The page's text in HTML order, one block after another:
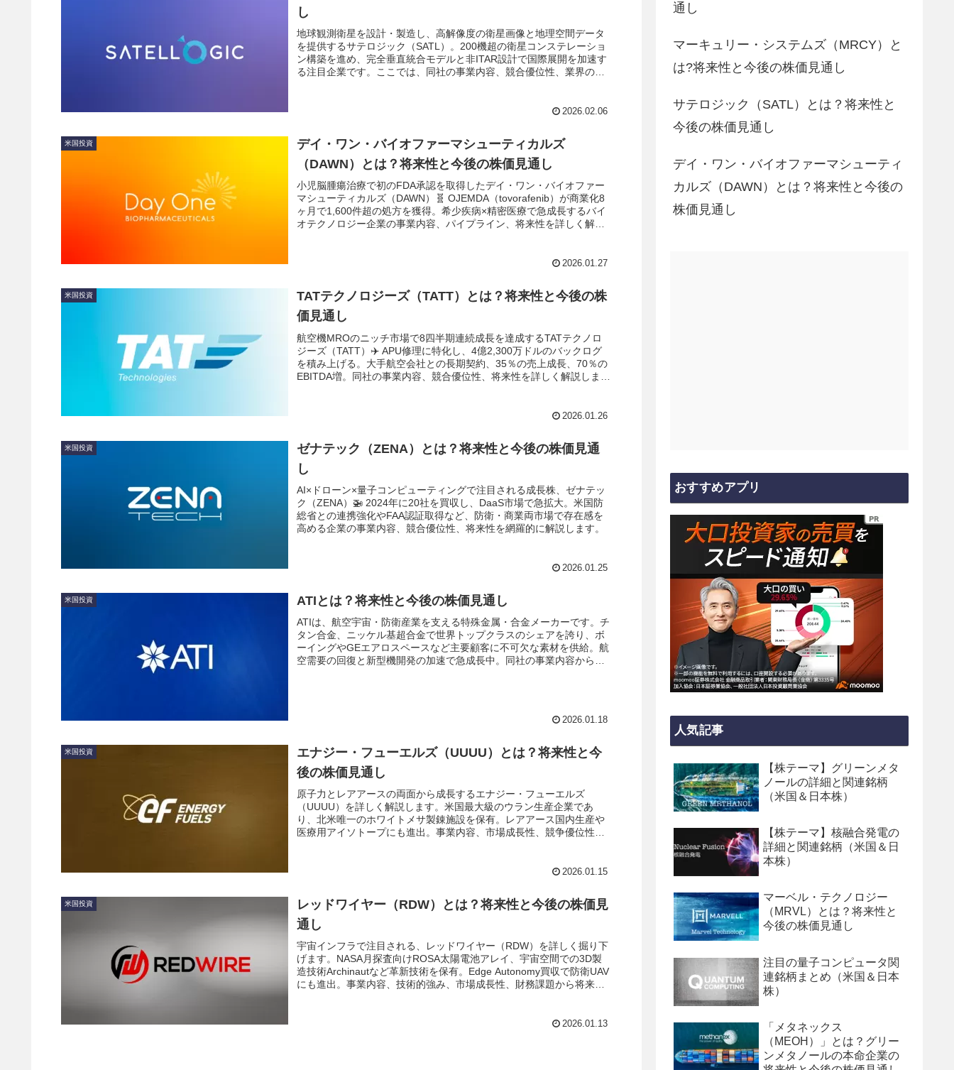
し
地球観測衛星を設計・製造し、高解像度の衛星画像と地理空間データ
を提供するサテロジック（SATL）。200機超の衛星コンステレーショ
ン構築を進め、完全垂直統合モデルと非ITAR設計で国際展開を加速す
る注目企業です。ここでは、同社の事業内容、競合優位性、業界の成
2026.02.06
米国投資
デイ・ワン・バイオファーマシューティカルズ
（DAWN）とは？将来性と今後の株価見通し
小児脳腫瘍治療で初のFDA承認を取得したデイ・ワン・バイオファー
マシューティカルズ（DAWN）🧬 OJEMDA（tovorafenib）が商業化8
ヶ月で1,600件超の処方を獲得。希少疾病×精密医療で急成長するバイ
オテクノロジー企業の事業内容、パイプライン、将来性を詳しく解説
2026.01.27
米国投資
TATテクノロジーズ（TATT）とは？将来性と今後の株
価見通し
航空機MROのニッチ市場で8四半期連続成長を達成するTATテクノロ
ジーズ（TATT）✈️ APU修理に特化し、4億2,300万ドルのバックログ
を積み上げる。大手航空会社との長期契約、35％の売上成長、70％の
EBITDA増。同社の事業内容、競合優位性、将来性を詳しく解説しま
2026.01.26
米国投資
ゼナテック（ZENA）とは？将来性と今後の株価見通
し
AI×ドローン×量子コンピューティングで注目される成長株、ゼナテッ
ク（ZENA）🚁 2024年に20社を買収し、DaaS市場で急拡大。米国防
総省との連携強化やFAA認証取得など、防衛・商業両市場で存在感を
高める企業の事業内容、競合優位性、将来性を網羅的に解説します。
2026.01.25
米国投資 ATIとは？将来性と今後の株価見通し
ATIは、航空宇宙・防衛産業を支える特殊金属・合金メーカーです。チ
タン合金、ニッケル基超合金で世界トップクラスのシェアを誇り、ボ
ーイングやGEエアロスペースなど主要顧客に不可欠な素材を供給。航
空需要の回復と新型機開発の加速で急成長中。同社の事業内容から競
2026.01.18
米国投資
エナジー・フューエルズ（UUUU）とは？将来性と今
後の株価見通し
原子力とレアアースの両面から成長するエナジー・フューエルズ
（UUUU）を詳しく解説します。米国最大級のウラン生産企業であ
り、北米唯一のホワイトメサ製錬施設を保有。レアアース国内生産や
医療用アイソトープにも進出。事業内容、市場成長性、競争優位性、
2026.01.15
米国投資
レッドワイヤー（RDW）とは？将来性と今後の株価見
通し
宇宙インフラで注目される、レッドワイヤー（RDW）を詳しく掘り下
げます。NASA月探査向けROSA太陽電池アレイ、宇宙空間での3D製
造技術Archinautなど革新技術を保有。Edge Autonomy買収で防衛UAV
にも進出。事業内容、技術的強み、市場成長性、財務課題から将来性
2026.01.13
通し
マーキュリー・システムズ（MRCY）と
は?将来性と今後の株価見通し
サテロジック（SATL）とは？将来性と
今後の株価見通し
デイ・ワン・バイオファーマシューティ
カルズ（DAWN）とは？将来性と今後の
株価見通し
おすすめアプリ
人気記事
【株テーマ】グリーンメタ
ノールの詳細と関連銘柄
（米国＆日本株）
【株テーマ】核融合発電の
詳細と関連銘柄（米国＆日
本株）
マーベル・テクノロジー
（MRVL）とは？将来性と
今後の株価見通し
注目の量子コンピュータ関
連銘柄まとめ（米国＆日本
株）
「メタネックス
（MEOH）」とは？グリー
ンメタノールの本命企業の